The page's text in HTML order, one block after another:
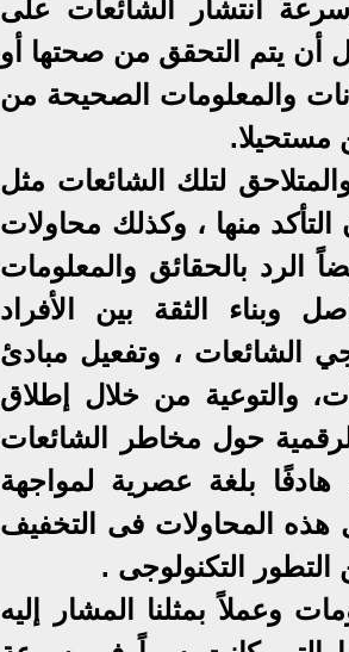
انتشار الشائعات على
أن يتم التحقق من صحتها أو
والمعلومات الصحيحة من
مستحيلا.
لتلك الشائعات مثل
منها ، وكذلك محاولات
الرد بالحقائق والمعلومات
وبناء الثقة بين الأفراد
الشائعات ، وتفعيل مبادئ
والتوعية من خلال إطلاق
حول مخاطر الشائعات
هادفًا بلغة عصرية لمواجهة
هذه المحاولات فى التخفيف
التكنولوجى .
وعملاً بمثلنا المشار إليه